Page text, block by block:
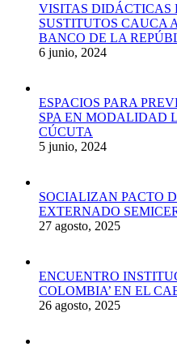
VISITAS DIDÁCTICAS
SUSTITUTOS CAUCA
BANCO DE LA
6 junio, 2024
ESPACIOS PARA
SPA EN MODALIDAD
CÚCUTA
5 junio, 2024
SOCIALIZAN PACTO
EXTERNADO
27 agosto, 2025
ENCUENTRO
COLOMBIA’ EN EL
26 agosto, 2025